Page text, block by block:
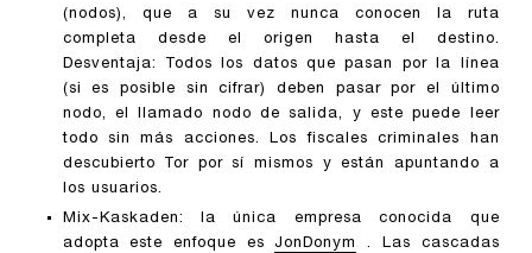
(nodos), que a su vez nunca conocen la ruta
completa desde el origen hasta el destino.
Desventaja: Todos los datos que pasan por la línea
(si es posible sin cifrar) deben pasar por el último
nodo, el llamado nodo de salida, y este puede leer
todo sin más acciones. Los fiscales criminales han
descubierto Tor por sí mismos y están apuntando a
los usuarios.
Mix-Kaskaden: la única empresa conocida que
adopta este enfoque esJonDonym
. Las cascadas